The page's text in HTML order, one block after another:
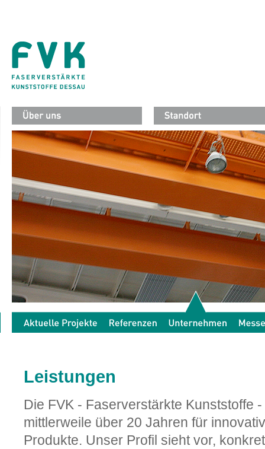
Leistungen
Die FVK - Faserverstärkte Kunststoffe
mittlerweile über 20 Jahren für
Produkte. Unser Profil sieht vor,